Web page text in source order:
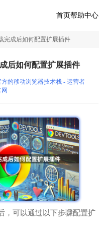
首页帮助中心
完成后如何配置扩展插件
后如何配置扩展插件
方的移动浏览器技术栈 - 运营者
，可以通过以下步骤配置扩